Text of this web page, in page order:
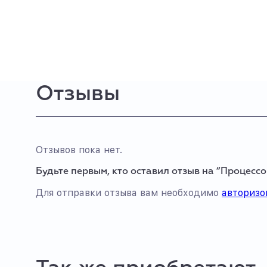
Отзывы
Отзывов пока нет.
Будьте первым, кто оставил отзыв на
Для отправки отзыва вам необходимо